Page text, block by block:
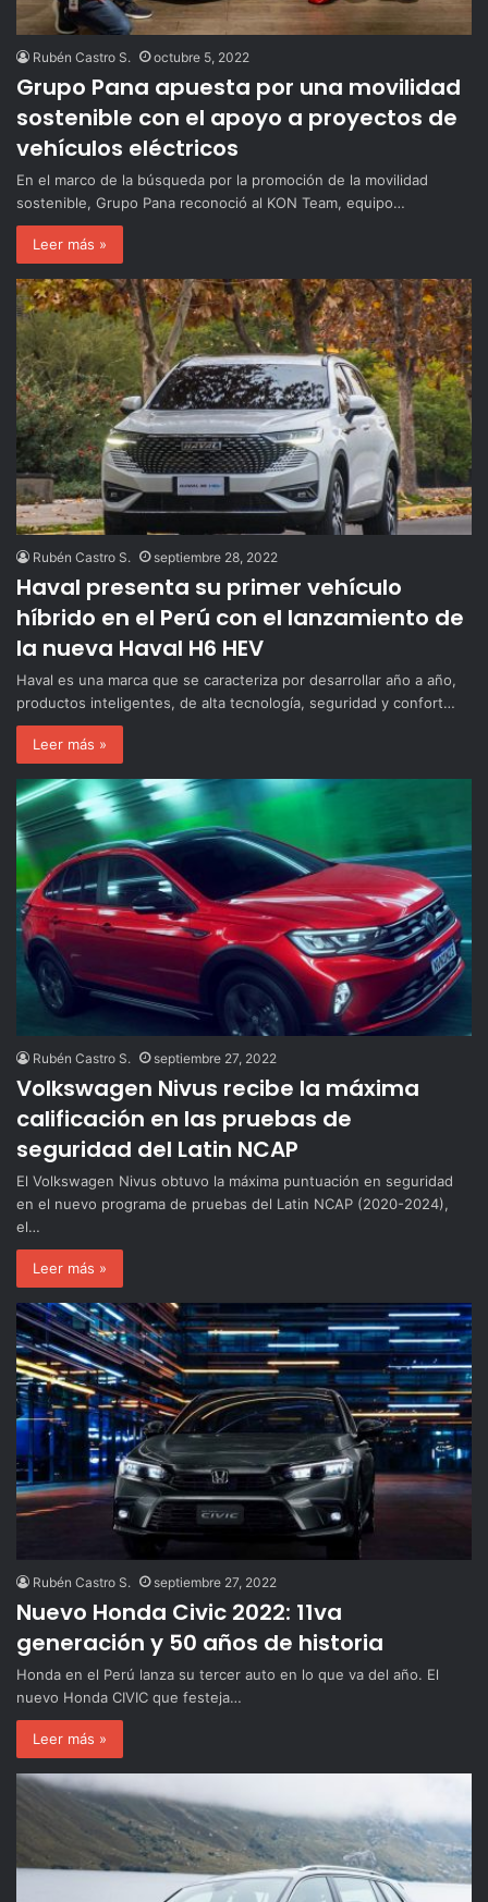
Rubén Castro S. octubre 5, 2022
Grupo Pana apuesta por una movilidad
sostenible con el apoyo a proyectos de
vehículos eléctricos
En el marco de la búsqueda por la promoción de la movilidad
sostenible, Grupo Pana reconoció al KON Team, equipo…
Leer más »
Rubén Castro S. septiembre 28, 2022
Haval presenta su primer vehículo
híbrido en el Perú con el lanzamiento de
la nueva Haval H6 HEV
Haval es una marca que se caracteriza por desarrollar año a año,
productos inteligentes, de alta tecnología, seguridad y confort…
Leer más »
Rubén Castro S. septiembre 27, 2022
Volkswagen Nivus recibe la máxima
calificación en las pruebas de
seguridad del Latin NCAP
El Volkswagen Nivus obtuvo la máxima puntuación en seguridad
en el nuevo programa de pruebas del Latin NCAP (2020-2024),
el…
Leer más »
Rubén Castro S. septiembre 27, 2022
Nuevo Honda Civic 2022: 11va
generación y 50 años de historia
Honda en el Perú lanza su tercer auto en lo que va del año. El
nuevo Honda CIVIC que festeja…
Leer más »